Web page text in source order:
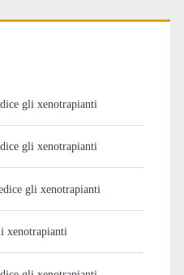
gli xenotrapianti
gli xenotrapianti
gli xenotrapianti
xenotrapianti